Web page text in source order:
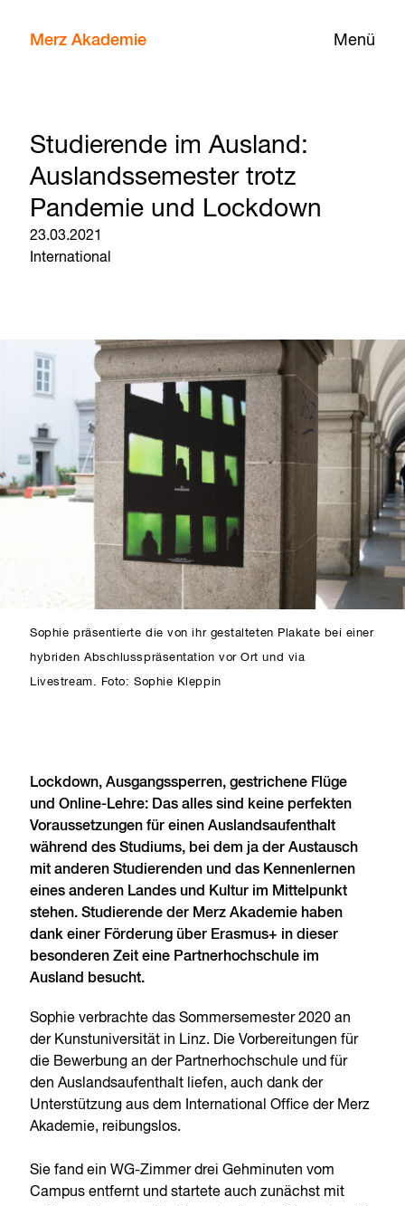
Menü
Merz Akademie
Studierende im Ausland:
Auslandssemester trotz
Pandemie und Lockdown
23.03.2021
International
Sophie präsentierte die von ihr gestalteten Plakate bei einer
hybriden Abschlusspräsentation vor Ort und via
Livestream. Foto: Sophie Kleppin
Lockdown, Ausgangssperren, gestrichene Flüge
und Online-Lehre: Das alles sind keine perfekten
Voraussetzungen für einen Auslandsaufenthalt
während des Studiums, bei dem ja der Austausch
mit anderen Studierenden und das Kennenlernen
eines anderen Landes und Kultur im Mittelpunkt
stehen. Studierende der Merz Akademie haben
dank einer Förderung über Erasmus+ in dieser
besonderen Zeit eine Partnerhochschule im
Ausland besucht.
Sophie verbrachte das Sommersemester 2020 an
der Kunstuniversität in Linz. Die Vorbereitungen für
die Bewerbung an der Partnerhochschule und für
den Auslandsaufenthalt liefen, auch dank der
Unterstützung aus dem International Office der Merz
Akademie, reibungslos.
Sie fand ein WG-Zimmer drei Gehminuten vom
Campus entfernt und startete auch zunächst mit